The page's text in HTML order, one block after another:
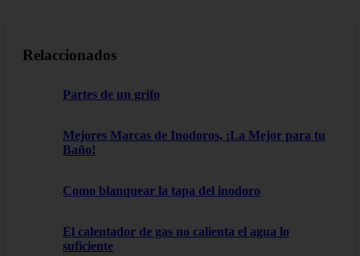
Relaccionados
Partes de un grifo
Mejores Marcas de Inodoros, ¡La Mejor para tu
Baño!
Como blanquear la tapa del inodoro
El calentador de gas no calienta el agua lo
suficiente